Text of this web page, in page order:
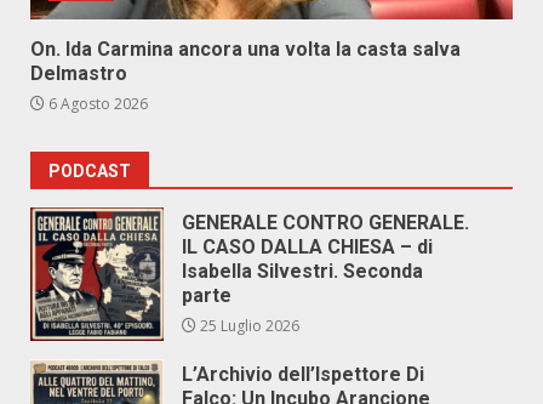
On. Ida Carmina ancora una volta la casta salva
Delmastro
6 Agosto 2026
PODCAST
GENERALE CONTRO GENERALE.
IL CASO DALLA CHIESA – di
Isabella Silvestri. Seconda
parte
25 Luglio 2026
L’Archivio dell’Ispettore Di
Falco: Un Incubo Arancione